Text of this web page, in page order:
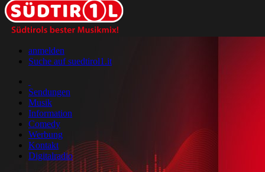
anmelden
Suche auf suedtirol1.it
Sendungen
Musik
Information
Comedy
Werbung
Kontakt
Digitalradio